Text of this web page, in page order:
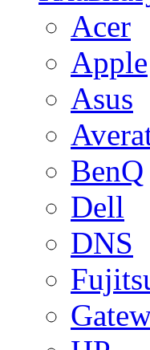
Acer
Apple
Asus
BenQ
Dell
DNS